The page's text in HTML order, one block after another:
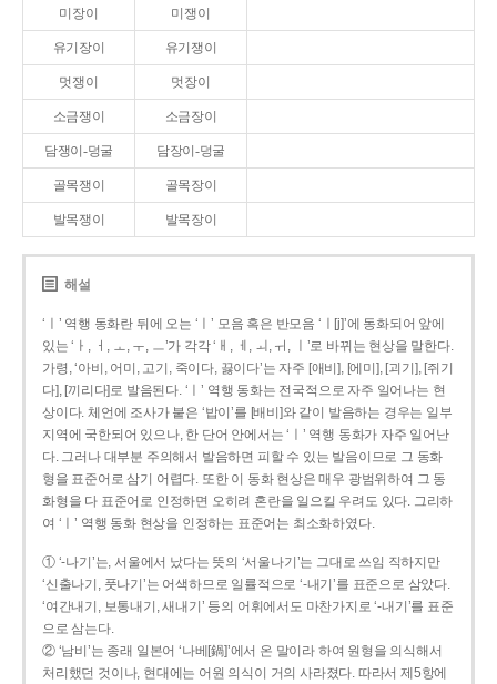
미장이 미쟁이
유기장이 유기쟁이
멋쟁이 멋장이
소금쟁이 소금장이
담쟁이-덩굴 담장이-덩굴
골목쟁이 골목장이
발목쟁이 발목장이
해설
‘ㅣ’ 역행 동화란 뒤에 오는 ‘ㅣ’ 모음 혹은 반모음 ‘ㅣ[j]’에 동화되어 앞에
있는 ‘ㅏ, ㅓ, ㅗ, ㅜ, ㅡ’가 각각 ‘ㅐ, ㅔ, ㅚ, ㅟ, ㅣ’로 바뀌는 현상을 말한다.
가령, ‘아비, 어미, 고기, 죽이다, 끓이다’는 자주 [애비], [에미], [괴기], [쥐기
다], [끼리다]로 발음된다. ‘ㅣ’ 역행 동화는 전국적으로 자주 일어나는 현
상이다. 체언에 조사가 붙은 ‘밥이’를 [배비]와 같이 발음하는 경우는 일부
지역에 국한되어 있으나, 한 단어 안에서는 ‘ㅣ’ 역행 동화가 자주 일어난
다. 그러나 대부분 주의해서 발음하면 피할 수 있는 발음이므로 그 동화
형을 표준어로 삼기 어렵다. 또한 이 동화 현상은 매우 광범위하여 그 동
화형을 다 표준어로 인정하면 오히려 혼란을 일으킬 우려도 있다. 그리하
여 ‘ㅣ’ 역행 동화 현상을 인정하는 표준어는 최소화하였다.
① ‘-나기’는, 서울에서 났다는 뜻의 ‘서울나기’는 그대로 쓰임 직하지만
‘신출나기, 풋나기’는 어색하므로 일률적으로 ‘-내기’를 표준으로 삼았다.
‘여간내기, 보통내기, 새내기’ 등의 어휘에서도 마찬가지로 ‘-내기’를 표준
으로 삼는다.
② ‘남비’는 종래 일본어 ‘나베[鍋]’에서 온 말이라 하여 원형을 의식해서
처리했던 것이나, 현대에는 어원 의식이 거의 사라졌다. 따라서 제5항에